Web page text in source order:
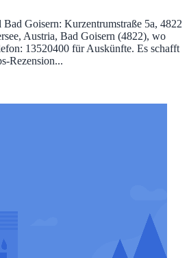
Goisern: Kurzentrumstraße 5a, 4822
Austria, Bad Goisern (4822), wo
13520400 für Auskünfte. Es schafft